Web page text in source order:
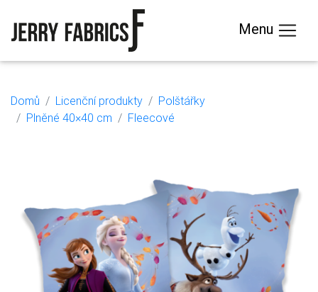
Menu
Domů Licenční produkty
Polštářky
Plněné 40×40 cm
Fleecové